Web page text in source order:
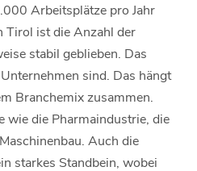
Arbeitsplätze pro Jahr
Tirol ist die Anzahl der
stabil geblieben. Das
sind. Das hängt
Branchemix zusammen.
wie die Pharmaindustrie, die
Auch die
starkes Standbein, wobei